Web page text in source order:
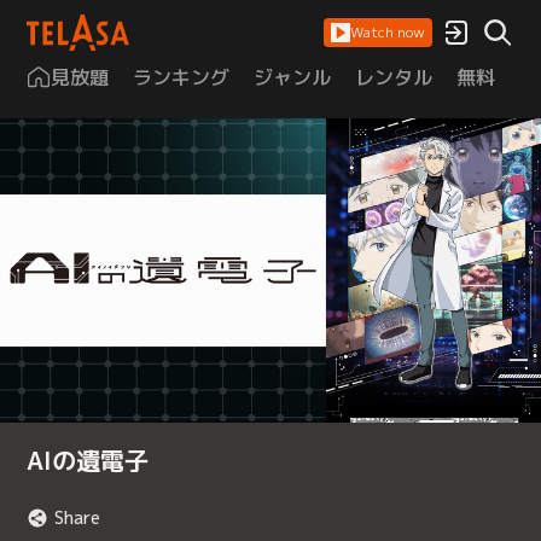
Watch now
見放題 ランキング ジャンル レンタル 無料
AIの遺電子
Share